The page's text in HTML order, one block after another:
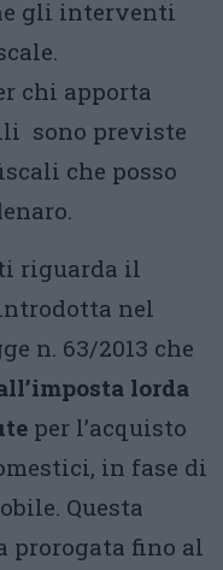
gli interventi
chi apporta
sono previste
che posso
riguarda il
nel
n. 63/2013 che
lorda
per l’acquisto
in fase di
Questa
prorogata fino al